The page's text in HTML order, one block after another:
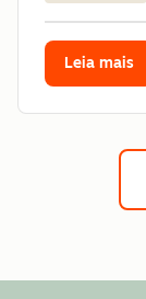
Leia mais